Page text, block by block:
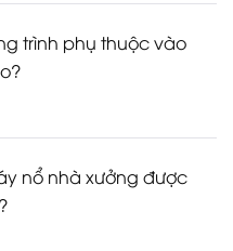
trình phụ thuộc vào
nổ nhà xưởng được